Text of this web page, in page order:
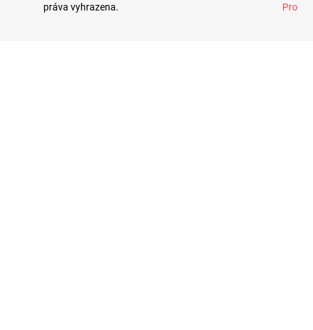
Pro
práva vyhrazena.